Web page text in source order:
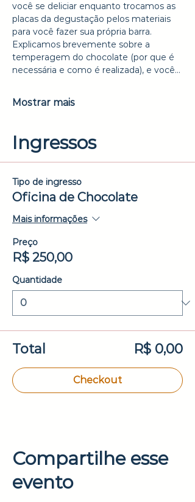
você se deliciar enquanto trocamos as
placas da degustação pelos materiais
para você fazer sua própria barra.
Explicamos brevemente sobre a
temperagem do chocolate (por que é
necessária e como é realizada), e você…
Mostrar mais
Ingressos
Tipo de ingresso
Oficina de Chocolate
Mais informações
Preço
R$ 250,00
Quantidade
Total R$ 0,00
Checkout
Compartilhe esse
evento